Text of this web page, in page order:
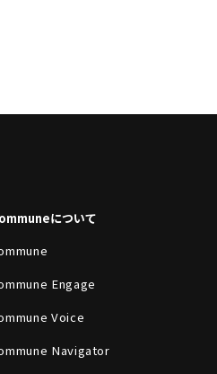
について
Engage
Voice
Navigator